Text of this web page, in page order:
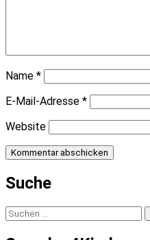
Name *
E-Mail-Adresse *
Website
Suche
Suchen
nach: